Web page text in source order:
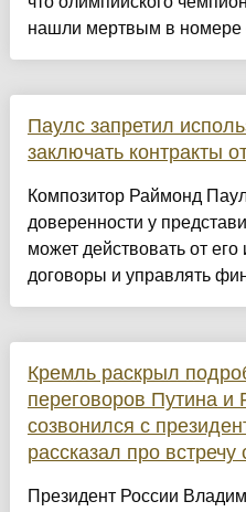
нашли мертвым в
Паулс запретил
заключать контракты
Композитор Раймонд
доверенности у
может действовать от
договоры и управлять
Кремль раскрыл
переговоров Путина и
созвонился с
рассказал про
Президент России